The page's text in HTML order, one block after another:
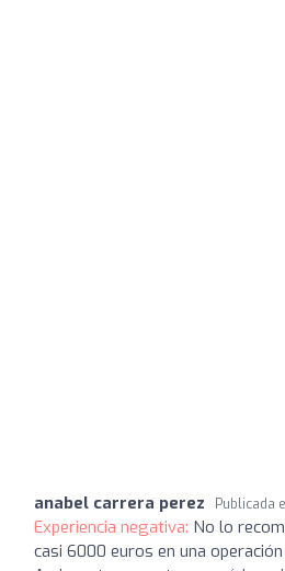
anabel carrera perez Publicada
Experiencia negativa: No lo
casi 6000 euros en una